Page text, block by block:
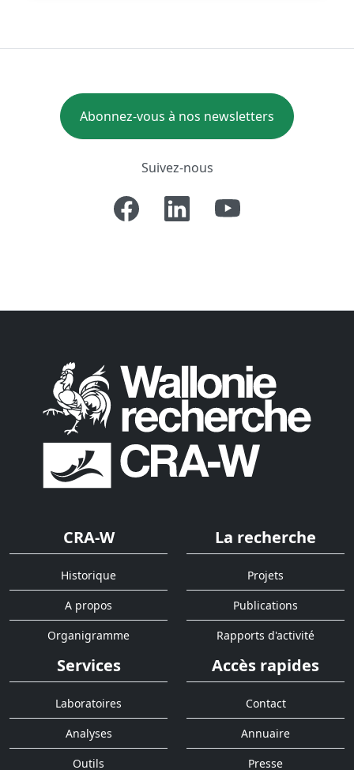
Abonnez-vous à nos newsletters
Suivez-nous
CRA-W
Historique
A propos
Organigramme
La recherche
Projets
Publications
Rapports d'activité
Services
Laboratoires
Analyses
Outils
Accès rapides
Contact
Annuaire
Presse